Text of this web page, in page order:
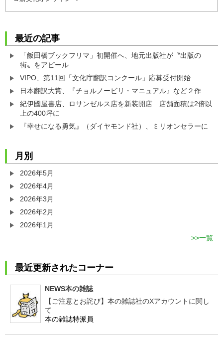
最近の記事
「飯田橋ブックフリマ」初開催へ、地元出版社が〝出版の
街〟をアピール
VIPO、第11回「文化庁翻訳コンクール」応募受付開始
日本翻訳大賞、『チョルノービリ・マニュアル』など２作
紀伊國屋書店、ロサンゼルス店を新装開店 店舗面積は2倍以
上の400坪に
『幸せになる勇気』（ダイヤモンド社）、ミリオンセラーに
月別
2026年5月
2026年4月
2026年3月
2026年2月
2026年1月
一覧
最近更新されたコーナー
NEWS本の雑誌
【ご注意とお詫び】本の雑誌社のXアカウントに関し
て
本の雑誌特派員